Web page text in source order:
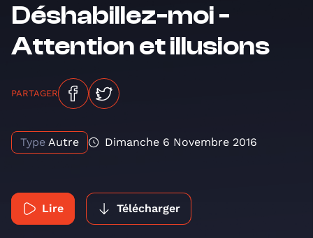
Déshabillez-moi -
Attention et illusions
PARTAGER
Type Autre Dimanche 6 Novembre 2016
Lire Télécharger